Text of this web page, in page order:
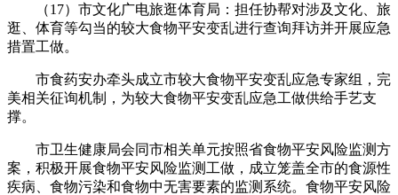
（17）市文化广电旅逛体育局：担任协帮对涉及文化、旅
逛、体育等勾当的较大食物平安变乱进行查询拜访并开展应急
措置工做。
市食药安办牵头成立市较大食物平安变乱应急专家组，完
美相关征询机制，为较大食物平安变乱应急工做供给手艺支
撑。
市卫生健康局会同市相关单元按照省食物平安风险监测方
案，积极开展食物平安风险监测工做，成立笼盖全市的食源性
疾病、食物污染和食物中无害要素的监测系统。食物平安风险